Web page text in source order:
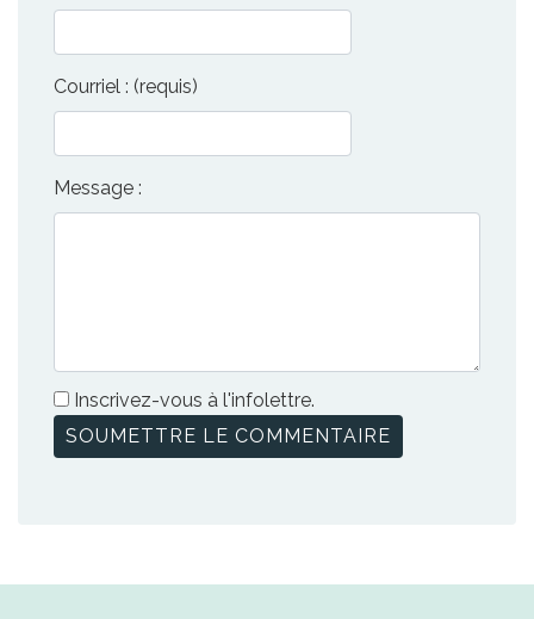
Courriel : (requis)
Message :
Inscrivez-vous à l'infolettre.